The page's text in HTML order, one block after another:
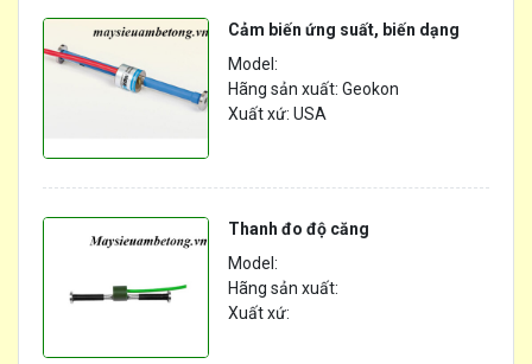
Cảm biến ứng suất, biến dạng
Model:
Hãng sản xuất: Geokon
Xuất xứ: USA
Thanh đo độ căng
Model:
Hãng sản xuất:
Xuất xứ: